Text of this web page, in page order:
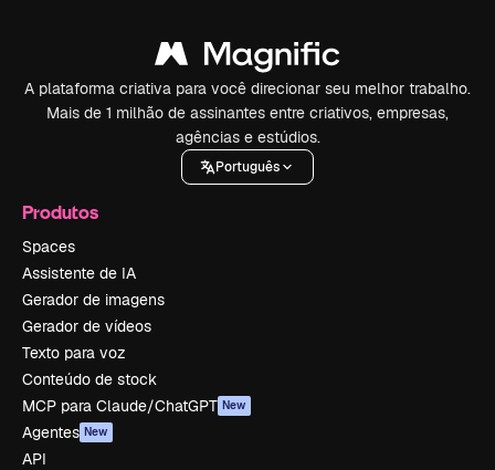
A plataforma criativa para você direcionar seu melhor trabalho.
Mais de 1 milhão de assinantes entre criativos, empresas,
agências e estúdios.
Português
Produtos
Spaces
Assistente de IA
Gerador de imagens
Gerador de vídeos
Texto para voz
Conteúdo de stock
MCP para Claude/ChatGPT New
Agentes New
API